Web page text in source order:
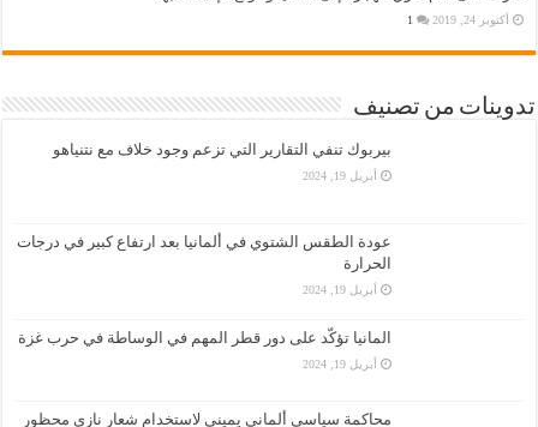
أكتوبر 24, 2019 1
تدوينات من تصنيف
بيربوك تنفي التقارير التي تزعم وجود خلاف مع نتنياهو
أبريل 19, 2024
عودة الطقس الشتوي في ألمانيا بعد ارتفاع كبير في درجات
الحرارة
أبريل 19, 2024
المانيا تؤكّد على دور قطر المهم في الوساطة في حرب غزة
أبريل 19, 2024
محاكمة سياسي ألماني يميني لاستخدام شعار نازي محظور